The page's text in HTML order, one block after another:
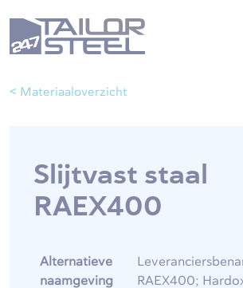
< Materiaaloverzicht
Slijtvast staal
RAEX400
Alternatieve
naamgeving
RAEX400;